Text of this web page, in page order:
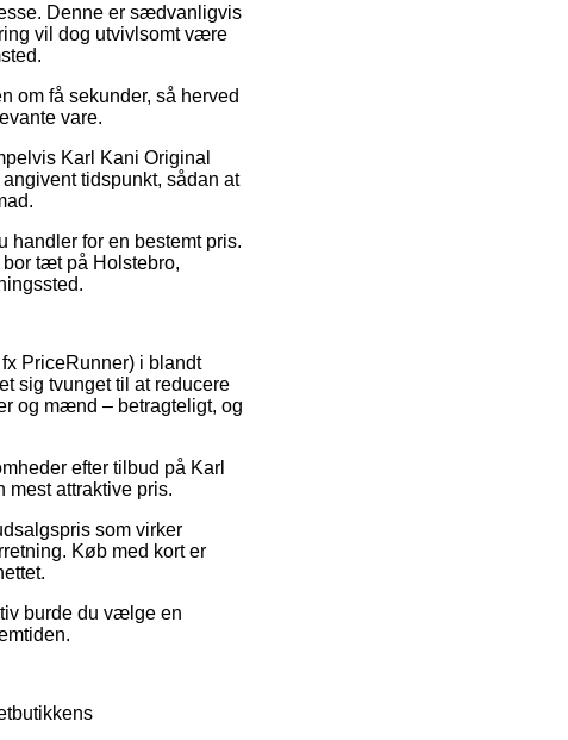
Denne er sædvanligvis
vil dog utvivlsomt være
om få sekunder, så herved
vare.
Karl Kani Original
tidspunkt, sådan at
handler for en bestemt pris.
tæt på Holstebro,
PriceRunner) i blandt
sig tvunget til at reducere
og mænd – betragteligt, og
efter tilbud på Karl
mest attraktive pris.
som virker
Køb med kort er
burde du vælge en